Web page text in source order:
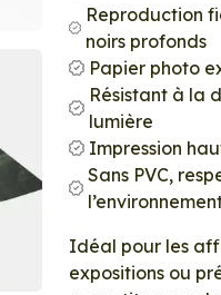
Reproduction
noirs profonds
Papier photo
Résistant à la
lumière
Impression
Sans PVC,
Idéal pour les
expositions ou